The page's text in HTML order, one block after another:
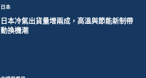
日本
日本冷氣出貨量增兩成，高溫與節能新制帶
動換機潮